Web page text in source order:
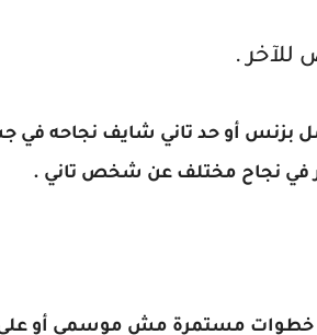
أو حد تاني شايف نجاحه في
في نجاح مختلف عن شخص تاني .
خطوات مستمرة مش موسمي أو علي